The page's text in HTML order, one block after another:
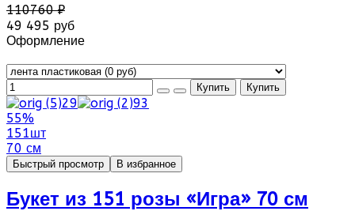
110760 ₽
49 495 руб
Оформление
55%
151шт
70 см
Быстрый просмотр В избранное
Букет из 151 розы «Игра» 70 см